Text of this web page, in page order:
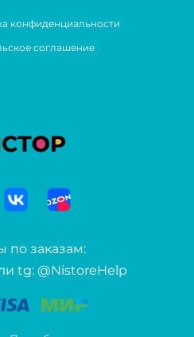
конфиденциальности
соглашение
по заказам:
tg: @NistoreHelp